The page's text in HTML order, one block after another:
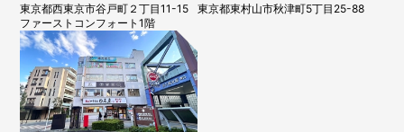
東京都西東京市谷戸町２丁目11-15
ファーストコンフォート1階
東京都東村山市秋津町5丁目25-88